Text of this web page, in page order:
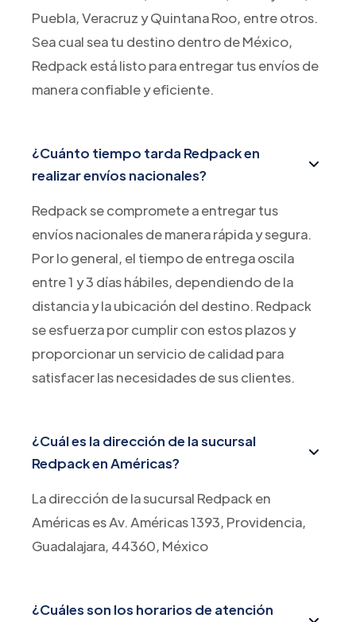
Puebla, Veracruz y Quintana Roo, entre otros.
Sea cual sea tu destino dentro de México,
Redpack está listo para entregar tus envíos de
manera confiable y eficiente.
¿Cuánto tiempo tarda Redpack en
realizar envíos nacionales?
Redpack se compromete a entregar tus
envíos nacionales de manera rápida y segura.
Por lo general, el tiempo de entrega oscila
entre 1 y 3 días hábiles, dependiendo de la
distancia y la ubicación del destino. Redpack
se esfuerza por cumplir con estos plazos y
proporcionar un servicio de calidad para
satisfacer las necesidades de sus clientes.
¿Cuál es la dirección de la sucursal
Redpack en Américas?
La dirección de la sucursal Redpack en
Américas es Av. Américas 1393, Providencia,
Guadalajara, 44360, México
¿Cuáles son los horarios de atención